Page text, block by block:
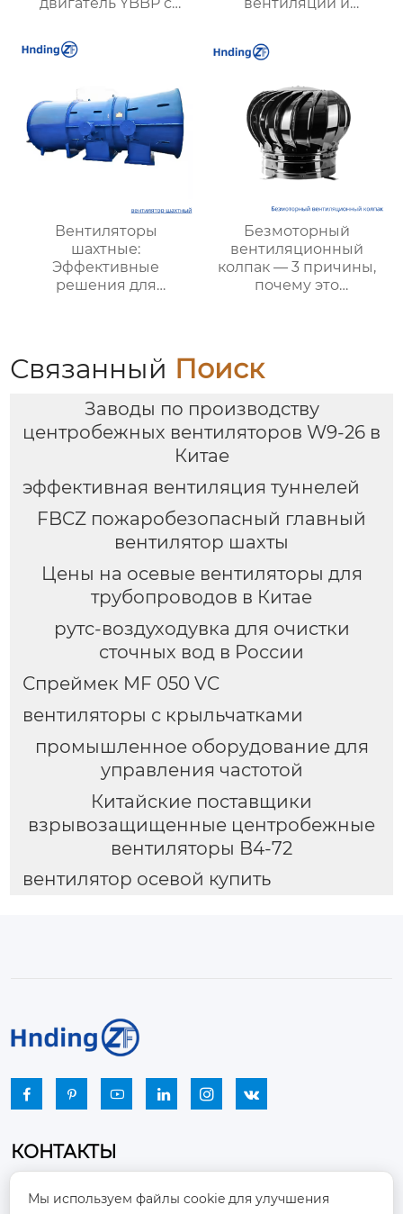
регулированием
Прочные и надежные
системы вентиляции
Вентиляторы
шахтные:
Эффективные
решения для
промышленности
Безмоторный
вентиляционный
колпак — 3 причины,
почему это
повышения
вентиляции
Связанный Поиск
Заводы по производству
центробежных вентиляторов W9-26 в
Китае
эффективная вентиляция туннелей
FBCZ пожаробезопасный главный
вентилятор шахты
Цены на осевые вентиляторы для
трубопроводов в Китае
рутс-воздуходувка для очистки
сточных вод в России
Спреймек MF 050 VC
вентиляторы с крыльчатками
промышленное оборудование для
управления частотой
Китайские поставщики
взрывозащищенные центробежные
вентиляторы B4-72
вентилятор осевой купить
     
КОНТАКТЫ

Промышленный парк, город Наньцзяо,
район Чжоуцунь, город Цзыбо, провинция
Мы используем файлы cookie для улучшения